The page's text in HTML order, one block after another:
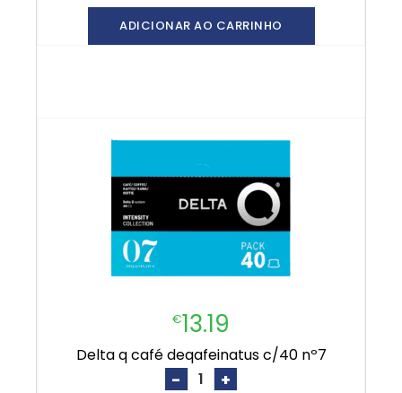
ADICIONAR AO CARRINHO
€13.19
delta q café deqafeinatus c/40 nº7
- +